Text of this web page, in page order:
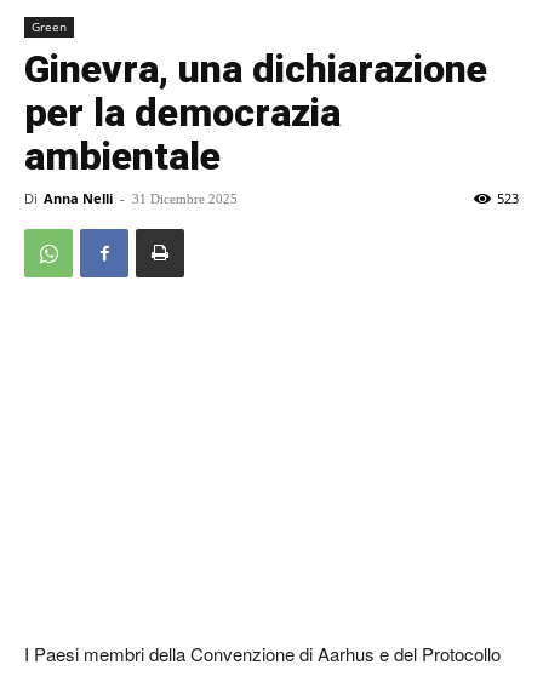
Green
Ginevra, una dichiarazione
per la democrazia
ambientale
Di Anna Nelli - 31 Dicembre 2025 523
I Paesi membri della Convenzione di Aarhus e del Protocollo